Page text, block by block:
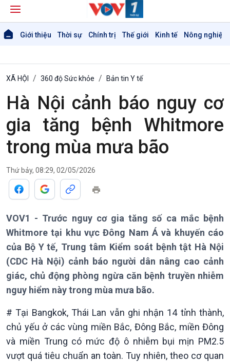
Giới thiệu Thời sự Chính trị Thế giới Kinh tế Nông nghiệp
Giới thiệu
Thời sự
Thời sự 6h
Thời sự 12h
Thời sự 18h
Thời sự 21h30
Bản tin
Chuyên mục
Theo dòng Thời sự
XÃ HỘI 360 độ Sức khỏe Bản tin Y tế
Hà Nội cảnh báo nguy cơ
gia tăng bệnh Whitmore
trong mùa mưa bão
Thứ bảy, 08:29, 02/05/2026
VOV1 - Trước nguy cơ gia tăng số ca mắc bệnh
Whitmore tại khu vực Đông Nam Á và khuyến cáo
của Bộ Y tế, Trung tâm Kiểm soát bệnh tật Hà Nội
(CDC Hà Nội) cảnh báo người dân nâng cao cảnh
giác, chủ động phòng ngừa căn bệnh truyền nhiễm
nguy hiểm này trong mùa mưa bão.
# Tại Bangkok, Thái Lan vẫn ghi nhận 14 tỉnh thành,
chủ yếu ở các vùng miền Bắc, Đông Bắc, miền Đông
và miền Trung có mức độ ô nhiễm bụi mịn PM2.5
vượt quá tiêu chuẩn an toàn. Tuy nhiên, theo cơ quan